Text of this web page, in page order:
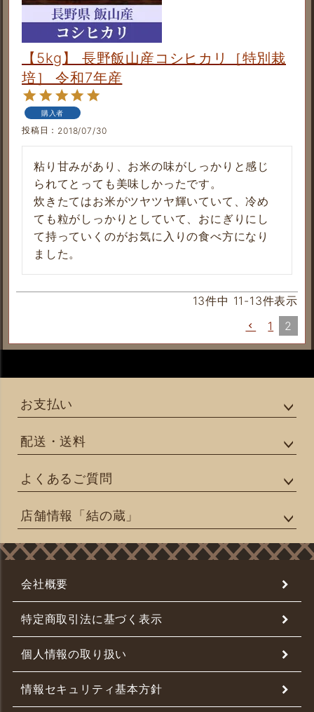
【5kg】 長野飯山産コシヒカリ［特別栽
培］ 令和7年産
購入者
投稿日 2018/07/30
粘り甘みがあり、お米の味がしっかりと感じ
られてとっても美味しかったです。
炊きたてはお米がツヤツヤ輝いていて、冷め
ても粒がしっかりとしていて、おにぎりにし
て持っていくのがお気に入りの食べ方になり
ました。
13件中 11 -13件表示
1
2
お支払い
配送・送料
よくあるご質問
店舗情報「結の蔵」
会社概要
特定商取引法に基づく表示
個人情報の取り扱い
情報セキュリティ基本方針